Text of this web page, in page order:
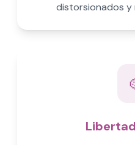
distorsionados y